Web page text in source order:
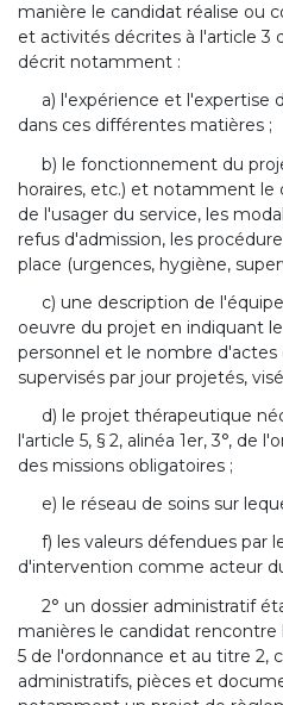
manière le candidat réalise ou
et activités décrites à l'article 3
décrit notamment :
a) l'expérience et l'expertise
dans ces différentes matières ;
b) le fonctionnement du
horaires, etc.) et notamment
de l'usager du service, les
refus d'admission, les
place (urgences, hygiène,
c) une description de
oeuvre du projet en indiquant
personnel et le nombre
supervisés par jour projetés,
d) le projet thérapeutique
l'article 5, § 2, alinéa 1er, 3°, de
des missions obligatoires ;
e) le réseau de soins sur
f) les valeurs défendues par
d'intervention comme acteur
2° un dossier administratif
manières le candidat rencontre
5 de l'ordonnance et au titre 2,
administratifs, pièces et